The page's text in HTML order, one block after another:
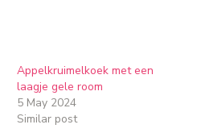
Appelkruimelkoek met een
laagje gele room
5 May 2024
Similar post